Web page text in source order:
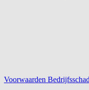
Voorwaarden